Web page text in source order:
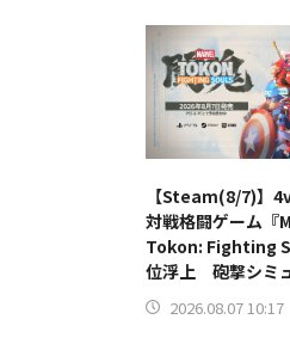
【Steam(8/7)】
対戦格闘ゲーム『
Tokon: Fighting
位浮上 砲撃シミ
『IRON NEST』が
2026.08.07 10:17